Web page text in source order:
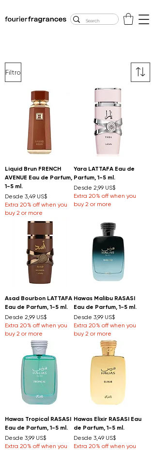
Filtro
Liquid Brun FRENCH
AVENUE Eau de Parfum,
1-5 ml.
Desde 3,49 US$
Precio de oferta
Extra 20% off when you
buy 2 or more
Yara LATTAFA Eau de
Parfum, 1-5 ml.
Desde 2,99 US$
Precio de oferta
Extra 20% off when you
buy 2 or more
Asad Bourbon LATTAFA
Eau de Parfum, 1-5 ml.
Desde 2,99 US$
Precio de oferta
Extra 20% off when you
buy 2 or more
Hawas Malibu RASASI
Eau de Parfum, 1-5 ml.
Desde 3,99 US$
Precio de oferta
Extra 20% off when you
buy 2 or more
Hawas Tropical RASASI
Eau de Parfum, 1-5 ml.
Desde 3,99 US$
Precio de oferta
Extra 20% off when you
Hawas Elixir RASASI Eau
de Parfum, 1-5 ml.
Desde 3,49 US$
Precio de oferta
Extra 20% off when you